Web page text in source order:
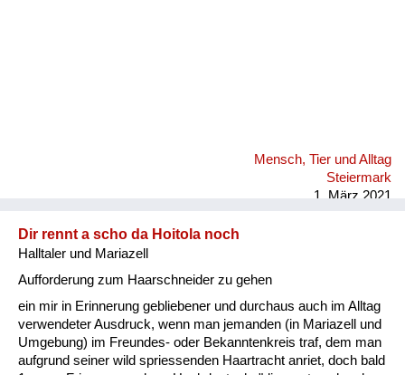
Mensch, Tier und Alltag
Steiermark
1. März 2021
Dir rennt a scho da Hoitola noch
Halltaler und Mariazell
Aufforderung zum Haarschneider zu gehen
ein mir in Erinnerung gebliebener und durchaus auch im Alltag
verwendeter Ausdruck, wenn man jemanden (in Mariazell und
Umgebung) im Freundes- oder Bekanntenkreis traf, dem man
aufgrund seiner wild spriessenden Haartracht anriet, doch bald